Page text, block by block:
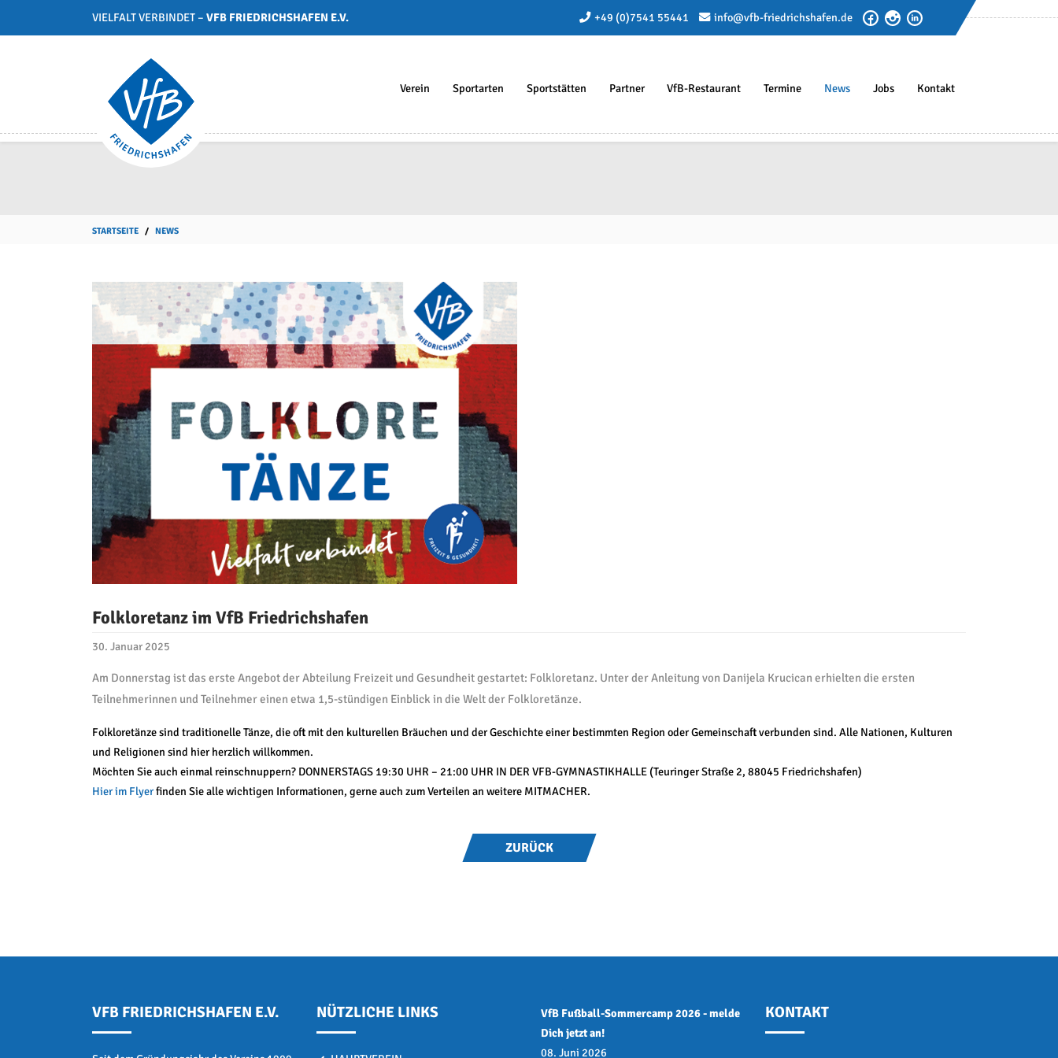
VIELFALT VERBINDET – VFB FRIEDRICHSHAFEN E.V. +49 (0)7541 55441 info@vfb-friedrichshafen.de
Verein Sportarten Sportstätten Partner VfB-Restaurant Termine News Jobs Kontakt
STARTSEITE NEWS
Folkloretanz im VfB Friedrichshafen
30. Januar 2025
Am Donnerstag ist das erste Angebot der Abteilung Freizeit und Gesundheit gestartet: Folkloretanz. Unter der Anleitung von Danijela Krucican erhielten die ersten
Teilnehmerinnen und Teilnehmer einen etwa 1,5-stündigen Einblick in die Welt der Folkloretänze.
Folkloretänze sind traditionelle Tänze, die oft mit den kulturellen Bräuchen und der Geschichte einer bestimmten Region oder Gemeinschaft verbunden sind. Alle Nationen, Kulturen
und Religionen sind hier herzlich willkommen.
Möchten Sie auch einmal reinschnuppern? DONNERSTAGS 19:30 UHR – 21:00 UHR IN DER VFB-GYMNASTIKHALLE (Teuringer Straße 2, 88045 Friedrichshafen)
Hier im Flyerfinden Sie alle wichtigen Informationen, gerne auch zum Verteilen an weitere MITMACHER.
ZURÜCK
VFB FRIEDRICHSHAFEN E.V. NÜTZLICHE LINKS
VfB Fußball-Sommercamp 2026 - melde
Dich jetzt an!
08. Juni 2026
KONTAKT